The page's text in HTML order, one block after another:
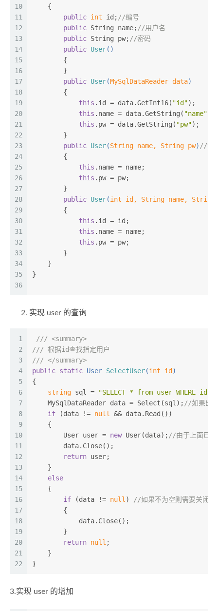
10
11
12
13
14
15
16
17
18
19
20
21
22
23
24
25
26
27
28
29
30
31
32
33
34
35
36
    {
public int id; //编号
public String name; //用户名
public String pw; //密码
public User()
        {
        }
public User(MySqlDataReader data)
        {
this .id = data.GetInt16( "id");
this .name = data.GetString( "name"
this .pw = data.GetString( "pw");
        }
public User(String name, String pw) //注
        {
this .name = name;
this .pw = pw;
        }
public User(int id, String name, String
        {
this .id = id;
this .name = name;
this .pw = pw;
        }
    }
}
实现 user 的查询
1
2
3
4
5
6
7
8
9
10
11
12
13
14
15
16
17
18
19
20
21
22
/// <summary>
/// 根据id查找指定用户
/// </summary>
public static User SelectUser(int id )
{
string sql =
"SELECT * from user WHERE id
    MySqlDataReader data = Select(sql);
//如果出
if (data != null
&& data.Read())
    {
        User user =
new User(data); //由于上面已经
        data.Close();
return user;
    }
else
    {
if (data != null )
//如果不为空则需要关闭！
        {
            data.Close();
        }
return null ;
    }
}
3.实现 user 的增加